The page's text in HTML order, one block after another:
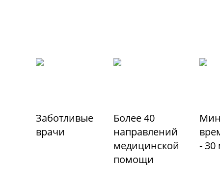
Заботливые
врачи
Более 40
направлений
медицинской
помощи
- 30